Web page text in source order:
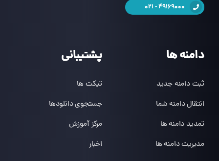
49169000 - 021
دامنه ها
ثبت دامنه جدید
انتقال دامنه شما
تمدید دامنه ها
مدیریت دامنه ها
پشتیبانی
تیکت ها
جستجوی دانلودها
مرکز آموزش
اخبار